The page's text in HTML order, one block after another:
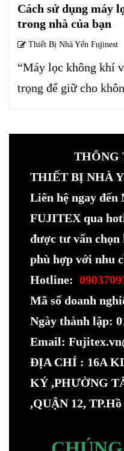
Cách sử dụng máy
trong nhà của bạn
Thiết Bị Nhà Yến Fujinest
“Máy lọc không khí
trọng để giữ cho
THÔNG
THIẾT BỊ NHÀ
Liên hệ ngay
FUJITEX qua
được tư vấn chọn
phù hợp với nhu
Hotline:
Mã số doanh
Ngày thành lập:
Email:
ĐỊA CHỈ : 16A
KÝ ,PHƯỜNG
,QUẬN 12,